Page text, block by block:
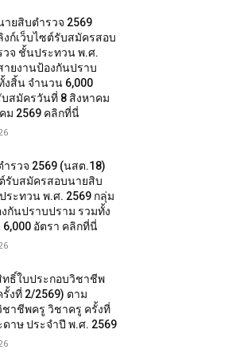
ยสิบตำรวจ 2569
งก์เว็บไซต์รับสมัครสอบ
จ ชั้นประทวน พ.ศ.
ายงานป้องกันปราบ
งสิ้น จำนวน 6,000
บสมัครวันที่ 8 สิงหาคม
ม 2569 คลิกที่นี่
รวจ 2569 (นสต.18)
รับสมัครสอบนายสิบ
ระทวน พ.ศ. 2569 กลุ่ม
กันปราบปราม รวมทั้ง
อัตรา คลิกที่นี่
ทธิ์ใบประกอบวิชาชีพ
รั้งที่ 2/2569) ตาม
าชีพครู วิชาครู ครั้งที่
ดาษ ประจำปี พ.ศ. 2569